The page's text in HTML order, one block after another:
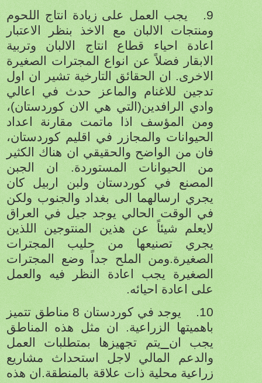
9.
يجب العمل على زيادة انتاج اللحوم
ومنتجات الالبان مع الاخذ بنظر الاعتبار
اعادة احياء قطاع انتاج الالبان وتربية
الابقار فضلاً عن انواع المجترات الصغيرة
الاخرى. ان الحقائق التارخية تشير ان اول
تدجين للاغنام والماعز حدث في اعالي
وادي الرافدين(التي هي الان كوردستان)،
ومن المؤسف اذا ماتمت مقارنة اعداد
الحيوانات والمجازر في اقليم كوردستان،
فان من الواضح والحقيقي ان هناك الكثير
من الحيوانات المستوردة. ان الجبن
المصنع في كوردستان ولبن اربيل كان
يجري ارسالهما الى بغداد والجنوب ولكن
في الوقت الحالي يوجد جيل في العراق
لايعلم شيئاً عن هذين المنتوجين اللذين
يجري تصنيعها من حليب المجترات
الصغيرة.ومن الملح جداً وضع المجترات
الصغيرة يجب اعادة النظر فيه والعمل
على اعادة احيائه.
10.
يوجد في كوردستان 8 مناطق تتميز
باهميتها الزراعية. ان مثل هذه المناطق
يجب ان
يتم تجهيزها بمتطلبات العمل
والدعم المالي لاجل استحداث مشاريع
زراعية محلية ذات علاقة بالمنطقة.ان هذه